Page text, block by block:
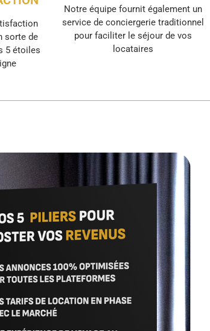
sorte de
5 étoiles
Notre équipe fournit également un
service de conciergerie traditionnel
pour faciliter le séjour de vos
locataires